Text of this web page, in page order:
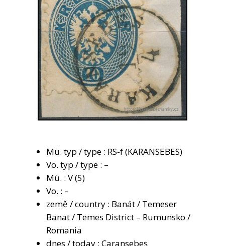
Mü. typ / type : RS-f (KARANSEBES)
Vo. typ / type : –
Mü. : V (5)
Vo. : –
země / country : Banát / Temeser
Banat / Temes District – Rumunsko /
Romania
dnes / today : Caransebeș